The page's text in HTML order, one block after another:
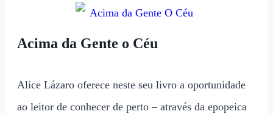
Acima da Gente o Céu
Alice Lázaro oferece neste seu livro a oportunidade
ao leitor de conhecer de perto – através da epopeica